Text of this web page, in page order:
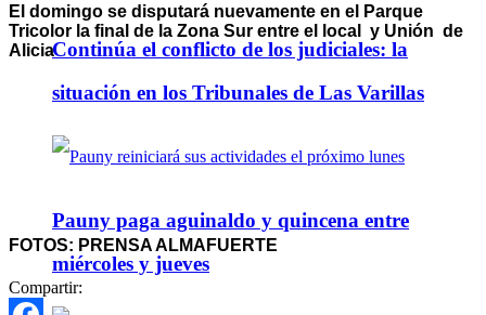
Continúa el conflicto de los judiciales: la
situación en los Tribunales de Las Varillas
Pauny paga aguinaldo y quincena entre
miércoles y jueves
El domingo se disputará nuevamente en el Parque
Tricolor la final de la Zona Sur entre el local y Unión de
Alicia
FOTOS: PRENSA ALMAFUERTE
Compartir: